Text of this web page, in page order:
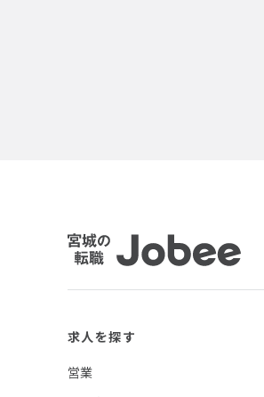
求人を探す
営業